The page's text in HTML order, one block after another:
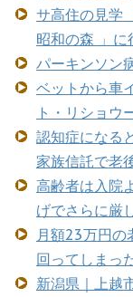
サ高住の見学
昭和の森 」に
パーキンソン
ベットから車
ト・リショウ
認知症になる
家族信託で老
高齢者は入院
げでさらに厳
月額23万円の
回ってしまっ
新潟県｜上越